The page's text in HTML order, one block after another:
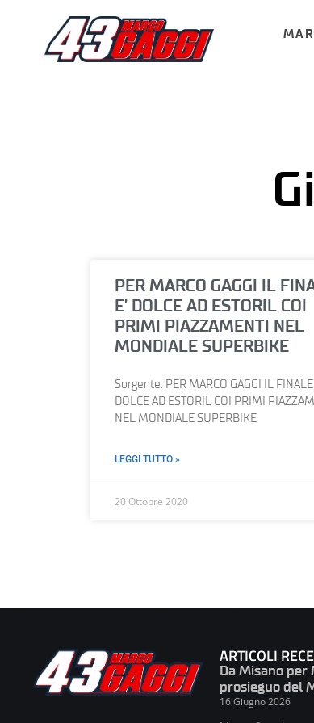
PER MARCO GAGGI IL
E’ DOLCE AD ESTORIL COI
PRIMI PIAZZAMENTI NEL
MONDIALE SUPERBIKE
Sorgente: PER MARCO GAGGI IL FINALE
DOLCE AD ESTORIL COI PRIMI
NEL MONDIALE SUPERBIKE
LEGGI TUTTO »
20 Ottobre 2020
ARTICOLI
Da Misano
prosieguo del
16 Giugno 2026